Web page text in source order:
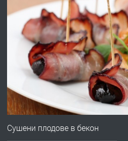
ПРЕДЛАГА Работа за
ПРЕДЛАГА
Първи
Сушени плодове в бекон